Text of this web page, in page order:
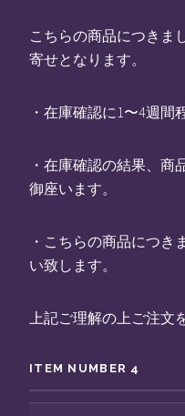
こちらの商品につきま
寄せとなります。
・在庫確認に1〜4週間
・在庫確認の結果、
御座います。
・こちらの商品につ
い致します。
上記ご理解の上ご注文
ITEM NUMBER 4